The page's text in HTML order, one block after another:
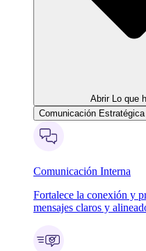
Abrir Lo que
Comunicación Estratégica
Comunicación Interna
Fortalece la conexión y
mensajes claros y